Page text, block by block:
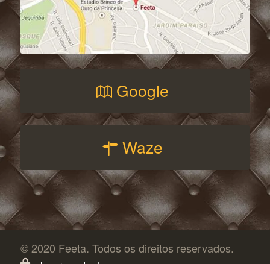
Google
Waze
© 2020 Feeta. Todos os direitos reservados.